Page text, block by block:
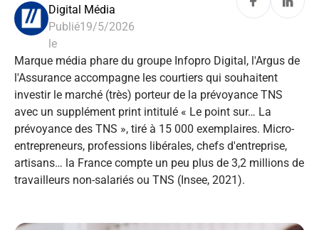
Digital Média
Publié
le
19/5/2026
Marque média phare du groupe Infopro Digital, l'Argus de
l'Assurance accompagne les courtiers qui souhaitent
investir le marché (très) porteur de la prévoyance TNS
avec un supplément print intitulé « Le point sur… La
prévoyance des TNS », tiré à 15 000 exemplaires. Micro-
entrepreneurs, professions libérales, chefs d'entreprise,
artisans… la France compte un peu plus de 3,2 millions de
travailleurs non-salariés ou TNS (Insee, 2021).